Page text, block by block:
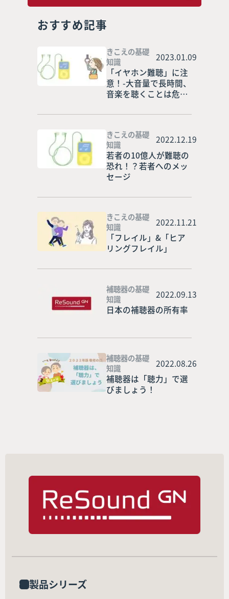
おすすめ記事
きこえの基礎
知識
2023.01.09
「イヤホン難聴」に注
意！-大音量で長時間、
音楽を聴くことは危
きこえの基礎
知識
2022.12.19
若者の10億人が難聴の
恐れ！？若者へのメッ
セージ
きこえの基礎
知識
2022.11.21
「フレイル」&「ヒア
リングフレイル」
補聴器の基礎
知識
2022.09.13
日本の補聴器の所有率
補聴器の基礎
知識
2022.08.26
補聴器は「聴力」で選
びましょう！
製品シリーズ